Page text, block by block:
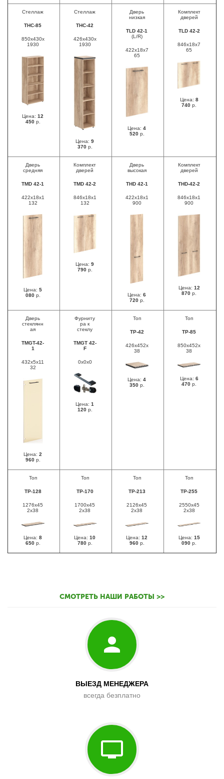
Стеллаж
ТНС-85
850х430х
1930
Цена: 12
450р.
Стеллаж
THC-42
426х430х
1930
Цена: 9
370р.
Дверь
низкая
TLD 42-1
(L/R)
422х18х7
65
Цена: 4
520р.
Комплект
дверей
TLD 42-2
846x18х7
65
Цена: 8
740 р.
Дверь
средняя
TMD 42-1
422x18х1
132
Цена: 5
080р.
Комплект
дверей
TMD 42-2
846х18х1
132
Цена: 9
790р.
Дверь
высокая
THD 42-1
422х18х1
900
Цена: 6
720р.
Комплект
дверей
ТНD-42-2
846x18x1
900
Цена: 12
870 р.
Дверь
стеклянн
ая
TMGT-42-
1
432x5x11
32
Цена: 2
960р.
Фурниту
ра к
стеклу
TMGT 42-
F
0х0х0
Цена: 1
120р.
Топ
TР-42
426х452х
38
Цена: 4
350р.
Топ
ТР-85
850x452x
38
Цена: 6
470 р.
Топ
TР-128
1276x45
2x38
Цена: 8
650р.
Топ
TР-170
1700х45
2х38
Цена: 10
780р.
Топ
TР-213
2126х45
2х38
Цена: 12
960р.
Топ
ТР-255
2550x45
2x38
Цена: 15
090 р.
СМОТРЕТЬ НАШИ РАБОТЫ >>
ВЫЕЗД МЕНЕДЖЕРА
всегда безплатно